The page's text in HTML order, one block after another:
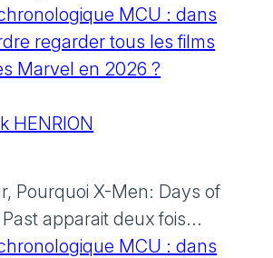
MCU : dans
regarder tous les films
Marvel en 2026 ?
HENRION
Pourquoi X-Men: Days of
apparait deux fois...
MCU : dans